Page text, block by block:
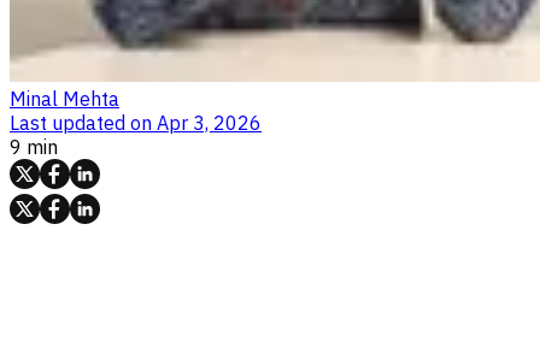
Minal Mehta
Last updated on Apr 3, 2026
9 min